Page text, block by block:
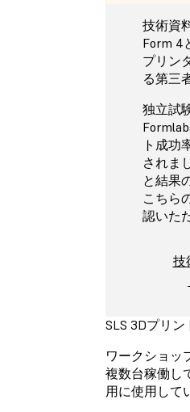
技術資
Form 4
プリン
る第三
独立試
ト成功
されま
と結果
こちら
認いた
技
SLS 3Dプリ
ワークショッ
複数台稼働し
用に使用して